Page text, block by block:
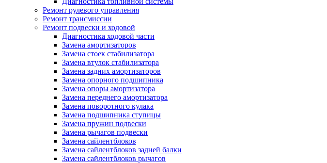
Ремонт рулевого управления
Ремонт трансмиссии
Ремонт подвески и ходовой
Диагностика ходовой части
Замена амортизаторов
Замена стоек стабилизатора
Замена втулок стабилизатора
Замена задних амортизаторов
Замена опорного подшипника
Замена опоры амортизатора
Замена переднего амортизатора
Замена поворотного кулака
Замена подшипника ступицы
Замена пружин подвески
Замена рычагов подвески
Замена сайлентблоков
Замена сайлентблоков задней балки
Замена сайлентблоков рычагов